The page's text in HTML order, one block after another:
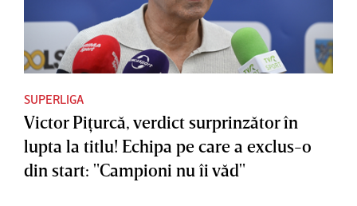
SUPERLIGA
Victor Piţurcă, verdict surprinzător în
lupta la titlu! Echipa pe care a exclus-o
din start: "Campioni nu îi văd"